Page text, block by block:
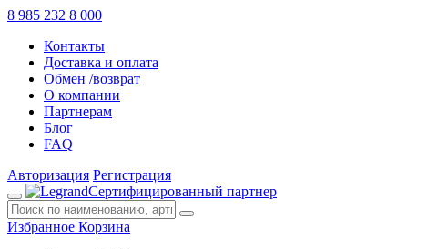
8 985 232 8 000
Контакты
Доставка и оплата
Обмен /возврат
О компании
Партнерам
Блог
FAQ
Авторизация Регистрация
Сертифицированный партнер
Избранное Корзина